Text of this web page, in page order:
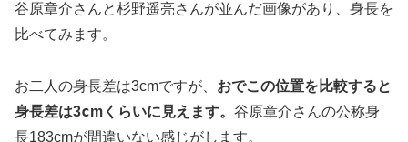
谷原章介さんと杉野遥亮さんが並んだ画像があり、身長を
比べてみます。
お二人の身長差は3cmですが、 おでこの位置を比較すると
身長差は3cmくらいに見えます。 谷原章介さんの公称身
長183cmが間違いない感じがします。